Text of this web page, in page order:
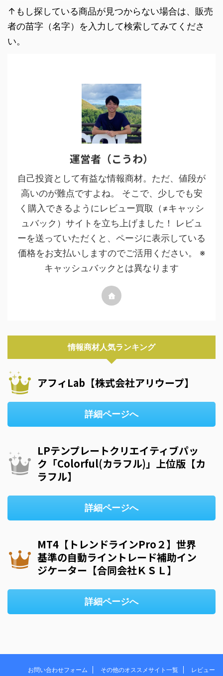
↑もし探している商品が見つからない場合は、販売
者の苗字（名字）を入力して検索してみてくださ
い。
運営者（こうわ）
自己投資として有益な情報商材。ただ、値段が
高いのが難点ですよね。 そこで、少しでも安
く購入できるようにレビュー買取（≠キャッシ
ュバック）サイトを立ち上げました！ レビュ
ーを送っていただくと、ページに表示している
価格をお支払いしますのでご活用ください。 ※
キャッシュバックとは異なります
情報商材人気ランキング
アフィLab【株式会社アリウープ】
詳細ページへ
LPテンプレートクリエイティブパッ
ク「Colorful(カラフル)」上位版【カ
ラフル】
詳細ページへ
MT4【トレンドラインPro２】世界
基準の自動ライントレード補助イン
ジケーター【合同会社ＫＳＬ】
詳細ページへ
お問い合わせフォーム その他のオススメサイト一覧 レビュー